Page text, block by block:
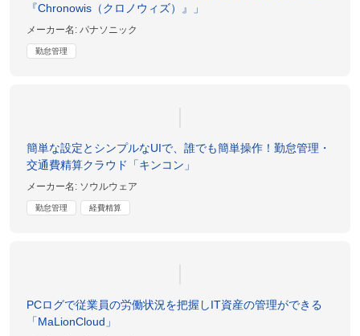
『Chronowis（クロノウィズ）』」
メーカー名: パナソニック
勤怠管理
簡単な設定とシンプルなUIで、誰でも簡単操作！勤怠管理・
交通費精算クラウド「キンコン」
メーカー名: ソウルウェア
勤怠管理 経費精算
PCログで従業員の労働状況を把握しIT資産の管理ができる
「MaLionCloud」